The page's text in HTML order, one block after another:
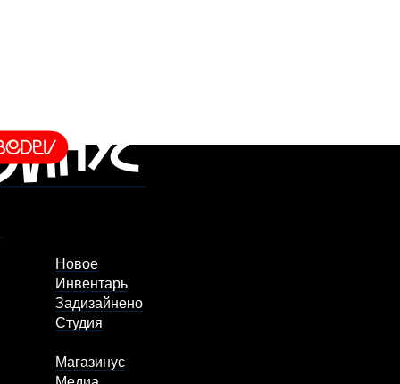
Новое
Инвентарь
Задизайнено
Студия
Магазинус